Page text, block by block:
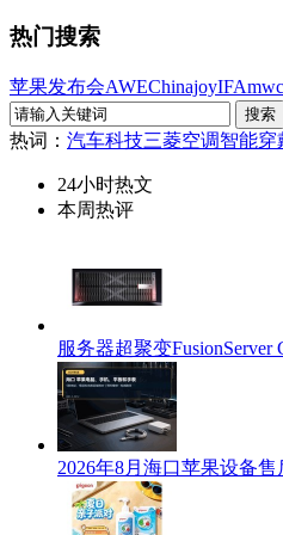
热门搜索
苹果发布会AWEChinajoyIFAmwc
热词： 汽车科技三菱空调智能穿
24小时热文
本周热评
服务器超聚变FusionServer
2026年8月海口苹果设备